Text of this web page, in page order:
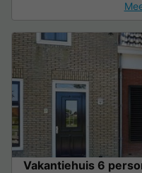
Vakantiehuis 6